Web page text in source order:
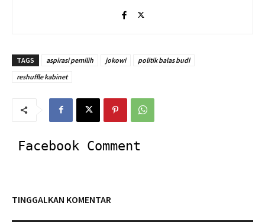
TAGS aspirasi pemilih jokowi
politik balas budi
reshuffle kabinet
Facebook Comment
TINGGALKAN KOMENTAR